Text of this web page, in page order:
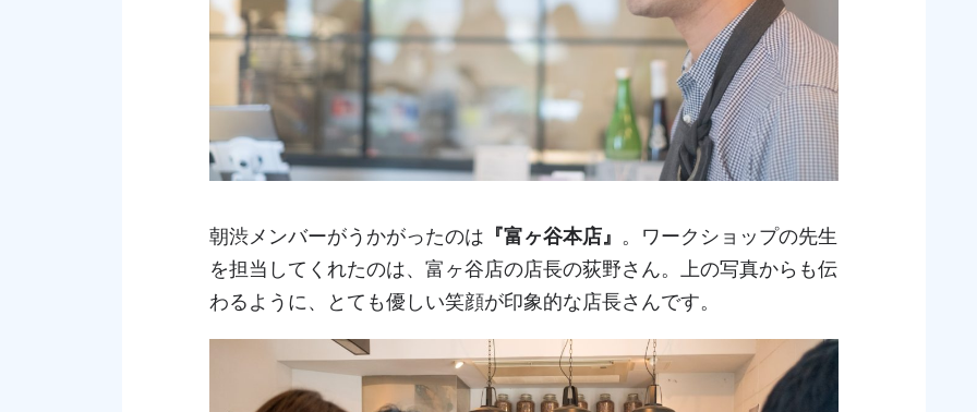
朝渋メンバーがうかがったのは 『富ヶ谷本店』 。ワークショップの先生
を担当してくれたのは、富ヶ谷店の店長の荻野さん。上の写真からも伝
わるように、とても優しい笑顔が印象的な店長さんです。